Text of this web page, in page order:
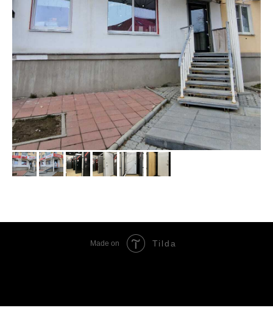
Made on Tilda